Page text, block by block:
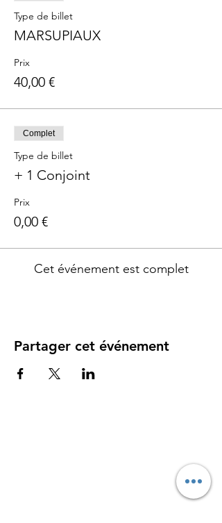
Type de billet
MARSUPIAUX
Prix
40,00 €
Complet
Type de billet
+ 1 Conjoint
Prix
0,00 €
Cet événement est complet
Partager cet événement